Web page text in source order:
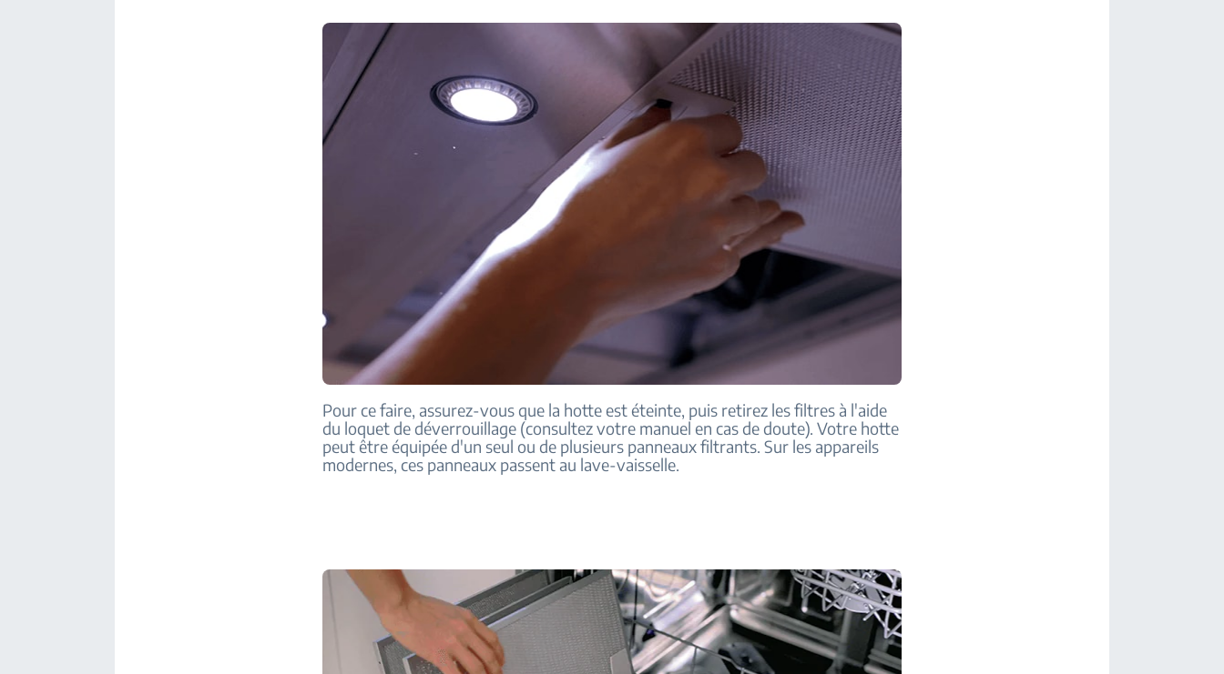
Pour ce faire, assurez-vous que la hotte est éteinte, puis retirez les filtres à l'aide
du loquet de déverrouillage (consultez votre manuel en cas de doute). Votre hotte
peut être équipée d'un seul ou de plusieurs panneaux filtrants. Sur les appareils
modernes, ces panneaux passent au lave-vaisselle.